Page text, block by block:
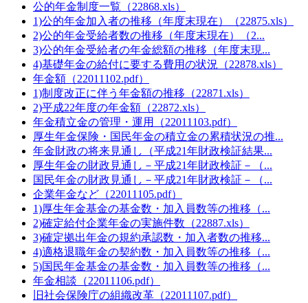
公的年金制度一覧（22868.xls）
1)公的年金加入者の推移（年度末現在）（22875.xls）
2)公的年金受給者数の推移（年度末現在）（2...
3)公的年金受給者の年金総額の推移（年度末現...
4)基礎年金の給付に要する費用の状況（22878.xls）
年金額（22011102.pdf）
1)制度改正に伴う年金額の推移（22871.xls）
2)平成22年度の年金額（22872.xls）
年金積立金の管理・運用（22011103.pdf）
厚生年金保険・国民年金の積立金の累積状況の推...
年金財政の将来見通し（平成21年財政検証結果...
厚生年金の財政見通し－平成21年財政検証－（...
国民年金の財政見通し－平成21年財政検証－（...
企業年金など（22011105.pdf）
1)厚生年金基金の基金数・加入員数等の推移（...
2)確定給付企業年金の実施件数（22887.xls）
3)確定拠出年金の規約承認数・加入者数の推移...
4)適格退職年金の契約数・加入員数等の推移（...
5)国民年金基金の基金数・加入員数等の推移（...
年金相談（22011106.pdf）
旧社会保険庁の組織改革（22011107.pdf）